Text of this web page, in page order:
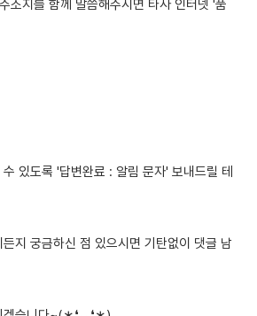
소지를 함께 말씀해주시면 타사 인터넷 '품
있도록 '답변완료 : 알림 문자' 보내드릴 테
지 궁금하신 점 있으시면 기탄없이 댓글 남